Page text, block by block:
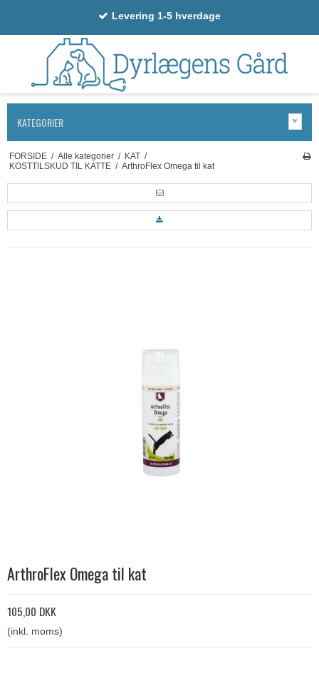
Levering 1-5 hverdage
KATEGORIER
FORSIDE / Alle kategorier / KAT /
KOSTTILSKUD TIL KATTE / ArthroFlex Omega til kat
ArthroFlex Omega til kat
105,00 DKK
(inkl. moms)